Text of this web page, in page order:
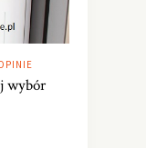
wybór